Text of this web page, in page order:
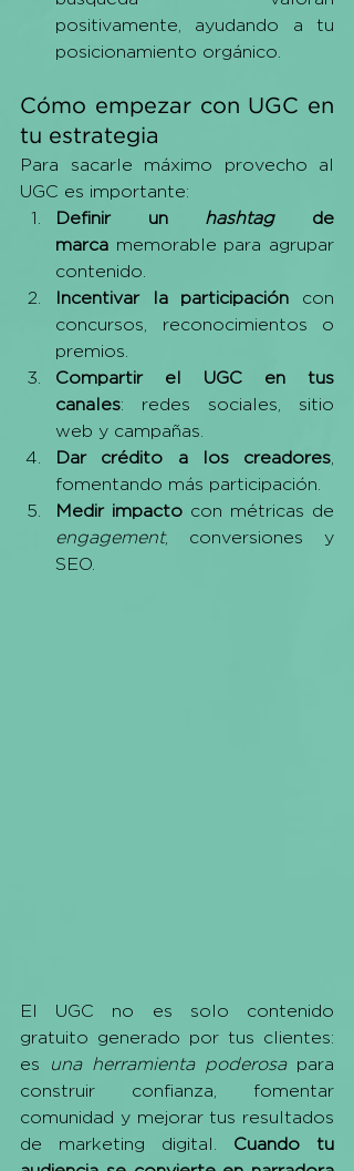
positivamente, ayudando a tu
posicionamiento orgánico.
Cómo empezar con UGC en
tu estrategia
Para sacarle máximo provecho al
UGC es importante:
Definir un hashtag de
marca memorable para agrupar
contenido.
Incentivar la participación con
concursos, reconocimientos o
premios.
Compartir el UGC en tus
canales: redes sociales, sitio
web y campañas.
Dar crédito a los creadores
fomentando más participación.
Medir impacto
engagement, conversiones y
SEO.
El UGC no es solo contenido
gratuito generado por tus clientes:
es
una herramienta poderosa para
construir confianza, fomentar
comunidad y mejorar tus resultados
de marketing digital. Cuando tu